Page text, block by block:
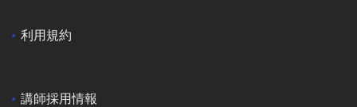
利用規約
講師採用情報